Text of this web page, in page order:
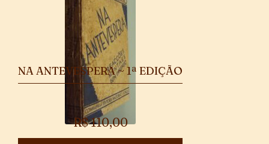
NA ANTEVESPERA ~ 1ª EDIÇÃO
R$110,00